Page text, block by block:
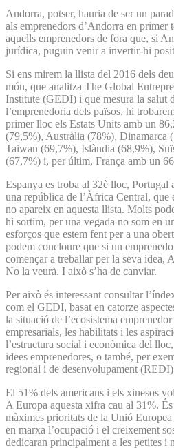
Andorra, potser, hauria de ser un
als emprenedors d’Andorra en primer
aquells emprenedors de fora que, si
jurídica, puguin venir a invertir-hi
Si ens mirem la llista del 2016 dels
món, que analitza The Global
Institute (GEDI) i que mesura la salut
l’emprenedoria dels països, hi
primer lloc els Estats Units amb un
(79,5%), Austràlia (78%), Dinamarca
Taiwan (69,7%), Islàndia (68,9%),
(67,7%) i, per últim, França amb un
Espanya es troba al 32è lloc, Portugal
una república de l’Àfrica Central, que
no apareix en aquesta llista. Molts
hi sortim, per una vegada no som en
esforços que estem fent per a una
podem concloure que si un
començar a treballar per la seva idea,
No la veurà. I això s’ha de canviar.
Per això és interessant consultar
com el GEDI, basat en catorze
la situació de l’ecosistema
empresarials, les habilitats i les
l’estructura social i econòmica del
idees emprenedores, o també, per
regional i de desenvolupament
El 51% dels americans i els xinesos
A Europa aquesta xifra cau al 31%.
màximes prioritats de la Unió
en marxa l’ocupació i el creixement
dedicaran principalment a les petites i